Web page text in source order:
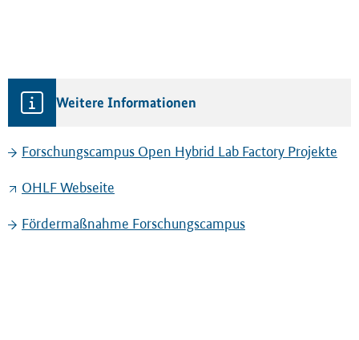
Weitere Informationen
Forschungscampus Open Hybrid Lab Factory Projekte
OHLF Webseite
Fördermaßnahme Forschungscampus